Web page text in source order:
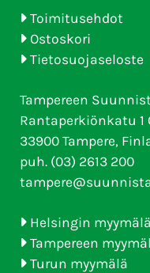
Toimitusehdot
Ostoskori
Tietosuojaseloste
Tampereen
Rantaperkiönkatu 1
33900 Tampere,
puh. (03) 2613 200
Helsingin myymälä
Tampereen
Turun myymälä